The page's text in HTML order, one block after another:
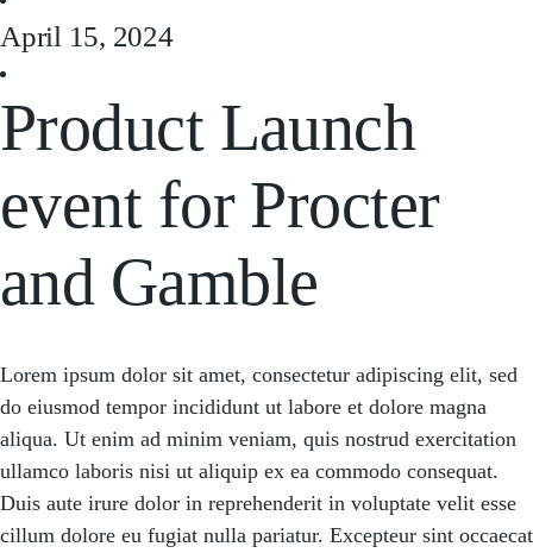
April 15, 2024
Product Launch
event for Procter
and Gamble
Lorem ipsum dolor sit amet, consectetur adipiscing elit, sed
do eiusmod tempor incididunt ut labore et dolore magna
aliqua. Ut enim ad minim veniam, quis nostrud exercitation
ullamco laboris nisi ut aliquip ex ea commodo consequat.
Duis aute irure dolor in reprehenderit in voluptate velit esse
cillum dolore eu fugiat nulla pariatur. Excepteur sint occaecat